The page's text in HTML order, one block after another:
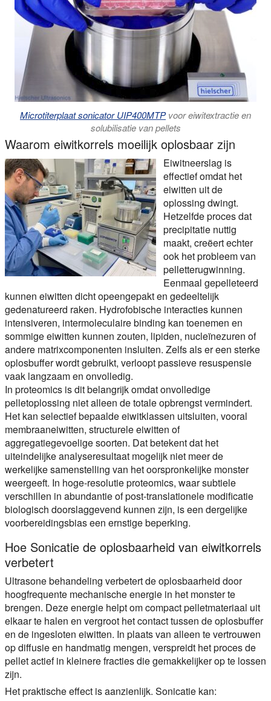
Microtiterplaat sonicator UIP400MTPvoor eiwitextractie en
solubilisatie van pellets
Waarom eiwitkorrels moeilijk oplosbaar zijn
Eiwitneerslag is
effectief omdat het
eiwitten uit de
oplossing dwingt.
Hetzelfde proces dat
precipitatie nuttig
maakt, creëert echter
ook het probleem van
pelletterugwinning.
Eenmaal gepelleteerd
kunnen eiwitten dicht opeengepakt en gedeeltelijk
gedenatureerd raken. Hydrofobische interacties kunnen
intensiveren, intermoleculaire binding kan toenemen en
sommige eiwitten kunnen zouten, lipiden, nucleïnezuren of
andere matrixcomponenten insluiten. Zelfs als er een sterke
oplosbuffer wordt gebruikt, verloopt passieve resuspensie
vaak langzaam en onvolledig.
In proteomics is dit belangrijk omdat onvolledige
pelletoplossing niet alleen de totale opbrengst vermindert.
Het kan selectief bepaalde eiwitklassen uitsluiten, vooral
membraaneiwitten, structurele eiwitten of
aggregatiegevoelige soorten. Dat betekent dat het
uiteindelijke analyseresultaat mogelijk niet meer de
werkelijke samenstelling van het oorspronkelijke monster
weergeeft. In hoge-resolutie proteomics, waar subtiele
verschillen in abundantie of post-translationele modificatie
biologisch doorslaggevend kunnen zijn, is een dergelijke
voorbereidingsbias een ernstige beperking.
Hoe Sonicatie de oplosbaarheid van eiwitkorrels
verbetert
Ultrasone behandeling verbetert de oplosbaarheid door
hoogfrequente mechanische energie in het monster te
brengen. Deze energie helpt om compact pelletmateriaal uit
elkaar te halen en vergroot het contact tussen de oplosbuffer
en de ingesloten eiwitten. In plaats van alleen te vertrouwen
op diffusie en handmatig mengen, verspreidt het proces de
pellet actief in kleinere fracties die gemakkelijker op te lossen
zijn.
Het praktische effect is aanzienlijk. Sonicatie kan: